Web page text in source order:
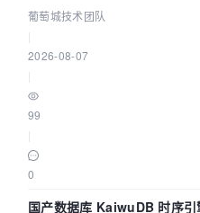
数联动全闭环
葡萄城技术团队
2026-08-07
99
0
国产数据库 KaiwuDB 时序